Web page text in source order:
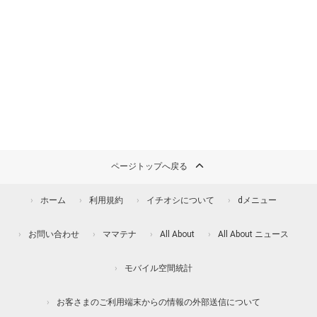
ページトップへ戻る
ホーム 利用規約 イチオシについて dメニュー
お問い合わせ ママテナ All About All About ニュース
モバイル空間統計
お客さまのご利用端末からの情報の外部送信について